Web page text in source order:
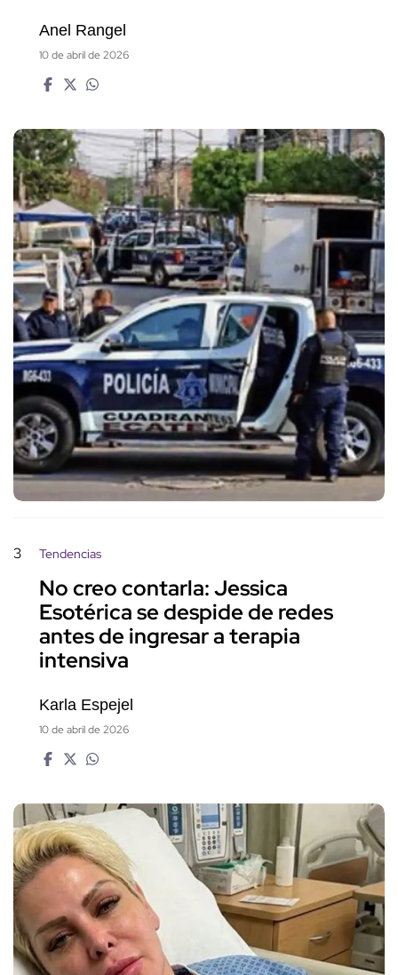
Anel Rangel
10 de abril de 2026
3 Tendencias
No creo contarla: Jessica
Esotérica se despide de redes
antes de ingresar a terapia
intensiva
Karla Espejel
10 de abril de 2026